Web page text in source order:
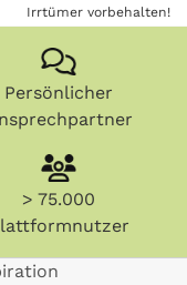
Irrtümer vorbehalten!
Persönlicher
> 75.000